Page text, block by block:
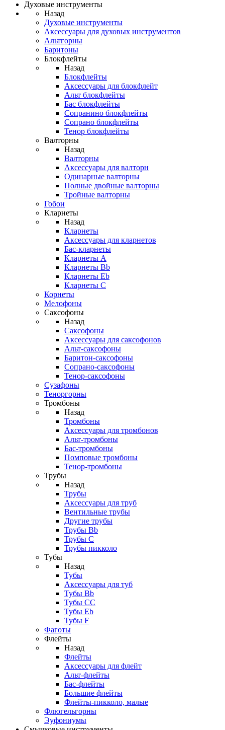
Духовые инструменты
Назад
Духовые инструменты
Аксессуары для духовых инструментов
Альтгорны
Баритоны
Блокфлейты
Назад
Блокфлейты
Аксессуары для блокфлейт
Альт блокфлейты
Бас блокфлейты
Сопранино блокфлейты
Сопрано блокфлейты
Тенор блокфлейты
Валторны
Назад
Валторны
Аксессуары для валторн
Одинарные валторны
Полные двойные валторны
Тройные валторны
Гобои
Кларнеты
Назад
Кларнеты
Аксессуары для кларнетов
Бас-кларнеты
Кларнеты A
Кларнеты Bb
Кларнеты Eb
Кларнеты С
Корнеты
Мелофоны
Саксофоны
Назад
Саксофоны
Аксессуары для саксофонов
Альт-саксофоны
Баритон-саксофоны
Сопрано-саксофоны
Тенор-саксофоны
Сузафоны
Теноргорны
Тромбоны
Назад
Тромбоны
Аксессуары для тромбонов
Альт-тромбоны
Бас-тромбоны
Помповые тромбоны
Тенор-тромбоны
Трубы
Назад
Трубы
Аксессуары для труб
Вентильные трубы
Другие трубы
Трубы Bb
Трубы C
Трубы пикколо
Тубы
Назад
Тубы
Аксессуары для туб
Тубы Bb
Тубы CC
Тубы Eb
Тубы F
Фаготы
Флейты
Назад
Флейты
Аксессуары для флейт
Альт-флейты
Бас-флейты
Большие флейты
Флейты-пикколо, малые
Флюгельгорны
Эуфониумы